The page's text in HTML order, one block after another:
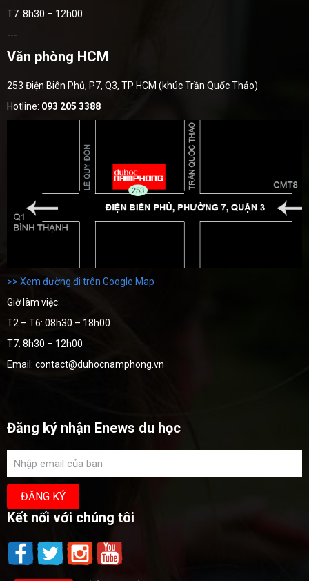
T7: 8h30 – 12h00
---
Văn phòng HCM
253 Điện Biên Phủ, P7, Q3, TP HCM (khúc Trần Quốc Thảo)
Hotline: 093 205 3388
>> Xem đường đi trên Google Map
Giờ làm việc:
T2 – T6: 08h30 – 18h00
T7: 8h30 – 12h00
Email: contact@duhocnamphong.vn
Đăng ký nhận Enews du học
Kết nối với chúng tôi